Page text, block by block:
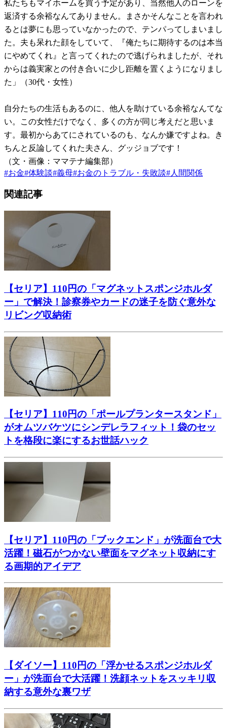
私たちもマイホームを買う予定があり、当然他人のローンを
返済する余裕なんてありません。まさかそんなことを言われ
るとは夢にも思っていなかったので、テンパってしまいまし
た。夫も呆れた顔をしていて、『俺たちに期待するのは本当
にやめてくれ』と言ってくれたので逃げられましたが、それ
からは義実家との付き合いに少し距離を置くようになりまし
た」（30代・女性）
自分たちの生活もあるのに、他人を助けている余裕なんてな
い。この女性だけでなく、多くの方が同じ考えだと思いま
す。最初からあてにされているのも、なんか嫌ですよね。き
ちんと反論してくれた夫さん、グッジョブです！
（文・画像：ママテナ編集部）
#お金#体験談#義母#お金のトラブル・失敗談#人間関係
関連記事
【セリア】110円の「マグネットスポンジホルダ
ー」で解決！診察券やカードの迷子を防ぐ意外な
リビング収納術
【セリア】110円の「ポールプランタースタンド」
がオムツバケツにシンデレラフィット！袋のセッ
トを格段に楽にするお世話ハック
【セリア】110円の「ブックエンド」が洗面台で大
活躍！磁石がつかない壁面をマグネット収納にす
る画期的アイデア
【ダイソー】110円の「浮かせるスポンジホルダ
ー」が洗面台で大活躍！洗顔ネットをスッキリ収
納する意外な裏ワザ